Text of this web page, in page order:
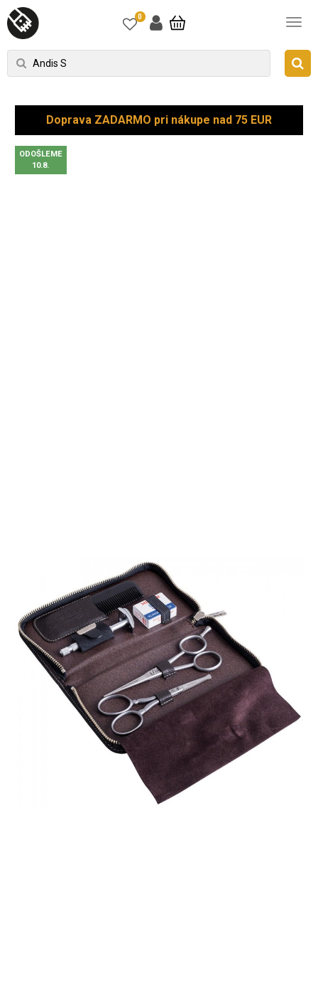
0
Doprava ZADARMO pri nákupe nad 75 EUR
ODOŠLEME
10.8.